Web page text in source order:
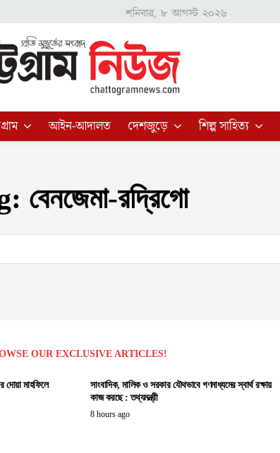
শনিবার, ৮ আগস্ট ২০২৬
আইন-আদালত দেশজুড়ে শিল্প সাহিত্য
বেনজেমা-রদ্রিগো
OUR EXCLUSIVE ARTICLES!
দোয়া মাহফিলে
সাংবাদিক, মালিক ও সরকার যৌথভাবে গণমাধ্যমের স্বার্থ রক্ষায়
কাজ করছে : তথ্যমন্ত্রী
8 hours ago